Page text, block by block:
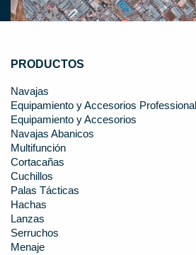
PRODUCTOS
Navajas
Equipamiento y Accesorios Professional
Equipamiento y Accesorios
Navajas Abanicos
Multifunción
Cortacañas
Cuchillos
Palas Tácticas
Hachas
Lanzas
Serruchos
Menaje